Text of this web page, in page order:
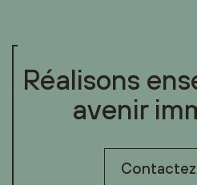
Réalisons
avenir